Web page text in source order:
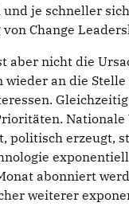
je schneller
Change
nicht die
an die
politisch erzeugt,
abonniert
weiterer